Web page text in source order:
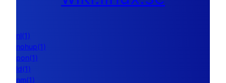
nl(1)
nohup(1)
pon(1)
ld(1)
nm(1)